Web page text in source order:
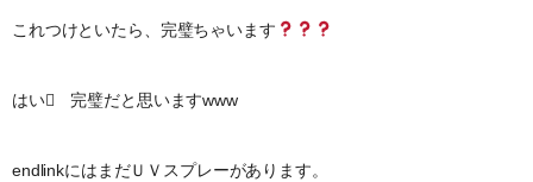
これつけといたら、完璧ちゃいます
はい 完璧だと思いますwww
endlinkにはまだＵＶスプレーがあります。